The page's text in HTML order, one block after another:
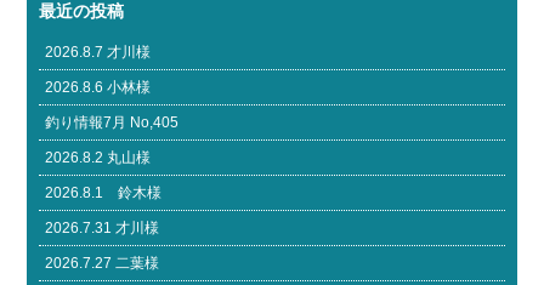
最近の投稿
2026.8.7 才川様
2026.8.6 小林様
釣り情報7月 No,405
2026.8.2 丸山様
2026.8.1 鈴木様
2026.7.31 才川様
2026.7.27 二葉様